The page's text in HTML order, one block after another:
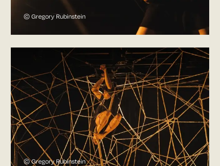
© Gregory Rubinstein
© Gregory Rubinstein